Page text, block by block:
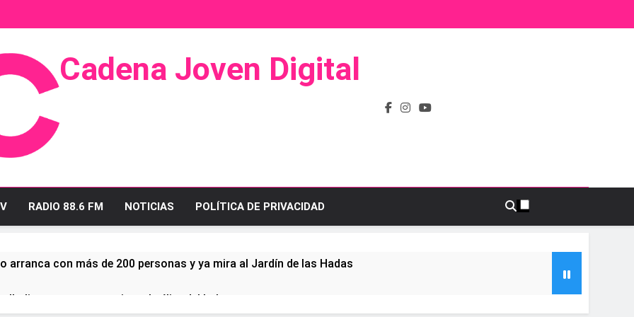
Cadena Joven Digital
Radio Y Televisión
RADIO 88.6 FM NOTICIAS POLÍTICA DE PRIVACIDAD
arranca con más de 200 personas y ya mira al Jardín de las Hadas
linense tras conquistar la élite del baloncesto